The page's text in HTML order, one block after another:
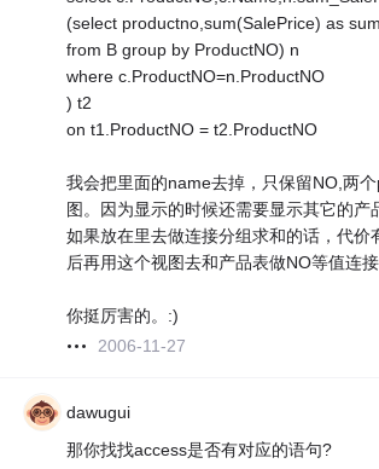
(select productno,sum(SalePrice) as
from B group by ProductNO) n
where c.ProductNO=n.ProductNO
) t2
on t1.ProductNO = t2.ProductNO
我会把里面的name去掉，只保留NO,两
图。因为显示的时候还需要显示其它的产
如果放在里去做连接分组求和的话，代价
后再用这个视图去和产品表做NO等值连
你挺厉害的。:)
2006-11-27
dawugui
那你找找access是否有对应的语句?